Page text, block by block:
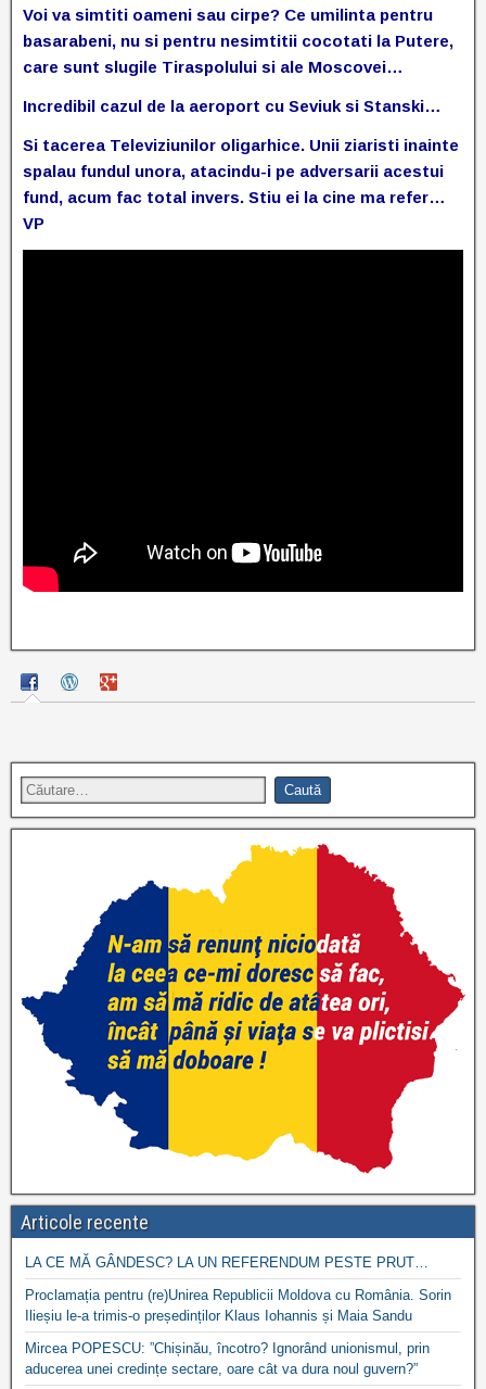
Voi va simtiti oameni sau cirpe? Ce umilinta pentru
basarabeni, nu si pentru nesimtitii cocotati la Putere,
care sunt slugile Tiraspolului si ale Moscovei…
Incredibil cazul de la aeroport cu Seviuk si Stanski…
Si tacerea Televiziunilor oligarhice. Unii ziaristi inainte
spalau fundul unora, atacindu-i pe adversarii acestui
fund, acum fac total invers. Stiu ei la cine ma refer…
VP
Articole recente
LA CE MĂ GÂNDESC? LA UN REFERENDUM PESTE PRUT…
Proclamația pentru (re)Unirea Republicii Moldova cu România. Sorin
Ilieșiu le-a trimis-o președinților Klaus Iohannis și Maia Sandu
Mircea POPESCU: ”Chișinău, încotro? Ignorând unionismul, prin
aducerea unei credințe sectare, oare cât va dura noul guvern?”